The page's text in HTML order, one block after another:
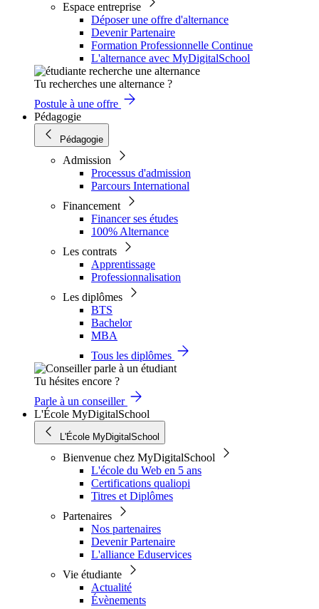
Espace entreprise
Déposer une offre d'alternance
Devenir Partenaire
Formation Professionnelle Continue
L'alternance avec MyDigitalSchool
Tu recherches une alternance ?
Postule à une offre
Pédagogie
Pédagogie
Admission
Processus d'admission
Parcours International
Financement
Financer ses études
100% Alternance
Les contrats
Apprentissage
Professionnalisation
Les diplômes
BTS
Bachelor
MBA
Tous les diplômes
Tu hésites encore ?
Parle à un conseiller
L'École MyDigitalSchool
L'École MyDigitalSchool
Bienvenue chez MyDigitalSchool
L'école du Web en 5 ans
Certifications qualiopi
Titres et Diplômes
Partenaires
Nos partenaires
Devenir Partenaire
L'alliance Eduservices
Vie étudiante
Actualité
Évènements